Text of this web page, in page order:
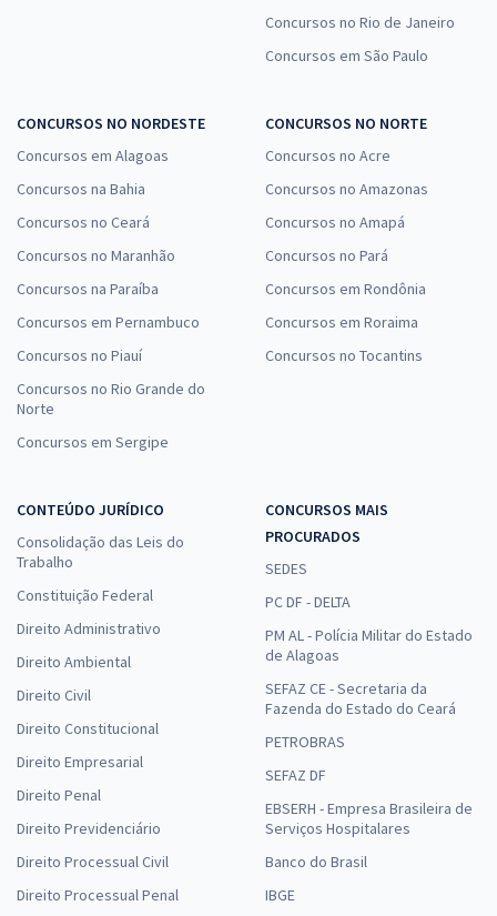
Concursos no Rio de Janeiro
Concursos em São Paulo
CONCURSOS NO NORDESTE
Concursos em Alagoas
Concursos na Bahia
Concursos no Ceará
Concursos no Maranhão
Concursos na Paraíba
Concursos em Pernambuco
Concursos no Piauí
Concursos no Rio Grande do
Norte
Concursos em Sergipe
CONCURSOS NO NORTE
Concursos no Acre
Concursos no Amazonas
Concursos no Amapá
Concursos no Pará
Concursos em Rondônia
Concursos em Roraima
Concursos no Tocantins
CONTEÚDO JURÍDICO
Consolidação das Leis do
Trabalho
Constituição Federal
Direito Administrativo
Direito Ambiental
Direito Civil
Direito Constitucional
Direito Empresarial
Direito Penal
Direito Previdenciário
Direito Processual Civil
Direito Processual Penal
CONCURSOS MAIS
PROCURADOS
SEDES
PC DF - DELTA
PM AL - Polícia Militar do Estado
de Alagoas
SEFAZ CE - Secretaria da
Fazenda do Estado do Ceará
PETROBRAS
SEFAZ DF
EBSERH - Empresa Brasileira de
Serviços Hospitalares
Banco do Brasil
IBGE